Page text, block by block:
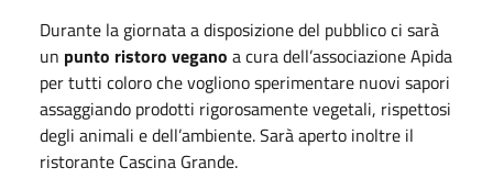
Durante la giornata a disposizione del pubblico ci sarà
un punto ristoro vegano a cura dell’associazione Apida
per tutti coloro che vogliono sperimentare nuovi sapori
assaggiando prodotti rigorosamente vegetali, rispettosi
degli animali e dell’ambiente. Sarà aperto inoltre il
ristorante Cascina Grande.